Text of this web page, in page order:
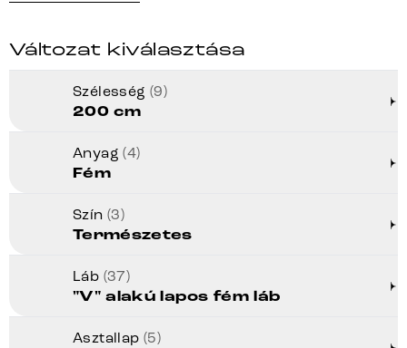
Változat kiválasztása
Szélesség (9)
200 cm
Anyag(4)
Fém
Szín (3)
Természetes
Láb (37)
"V" alakú lapos fém láb
Asztallap (5)